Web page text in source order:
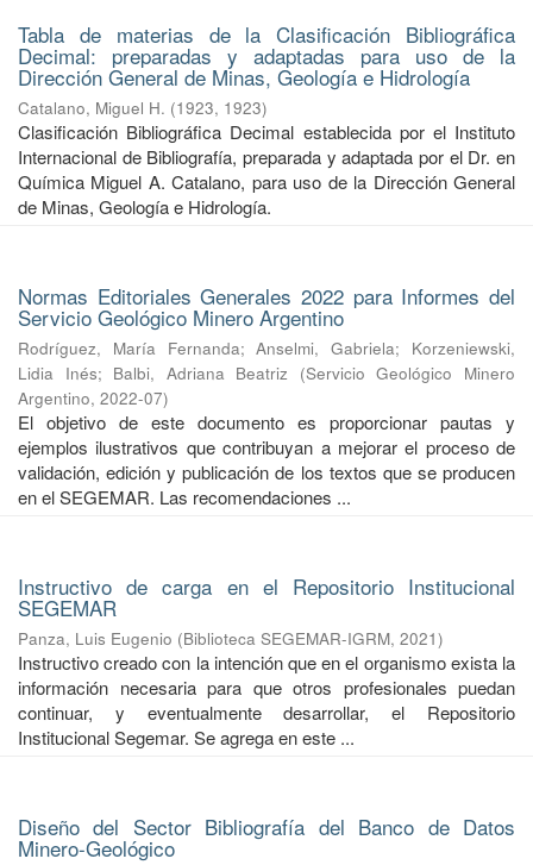
Tabla de materias de la Clasificación Bibliográfica
Decimal: preparadas y adaptadas para uso de la
Dirección General de Minas, Geología e Hidrología
Catalano, Miguel H. (1923, 1923)
Clasificación Bibliográfica Decimal establecida por el Instituto
Internacional de Bibliografía, preparada y adaptada por el Dr. en
Química Miguel A. Catalano, para uso de la Dirección General
de Minas, Geología e Hidrología.
Normas Editoriales Generales 2022 para Informes del
Servicio Geológico Minero Argentino
Rodríguez, María Fernanda;Anselmi, Gabriela; Korzeniewski,
Lidia Inés; Balbi, Adriana Beatriz (Servicio Geológico Minero
Argentino, 2022-07)
El objetivo de este documento es proporcionar pautas y
ejemplos ilustrativos que contribuyan a mejorar el proceso de
validación, edición y publicación de los textos que se producen
en el SEGEMAR. Las recomendaciones ...
Instructivo de carga en el Repositorio Institucional
SEGEMAR
Panza, Luis Eugenio (Biblioteca SEGEMAR-IGRM, 2021)
Instructivo creado con la intención que en el organismo exista la
información necesaria para que otros profesionales puedan
continuar, y eventualmente desarrollar, el Repositorio
Institucional Segemar. Se agrega en este ...
Diseño del Sector Bibliografía del Banco de Datos
Minero-Geológico